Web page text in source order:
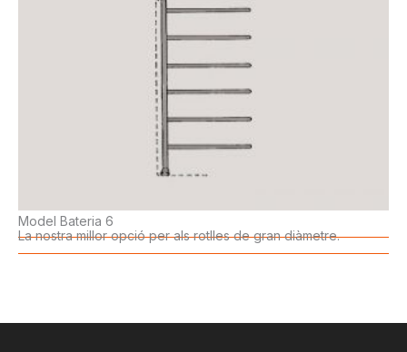
Model Bateria 6
La nostra millor opció per als rotlles de gran diàmetre.